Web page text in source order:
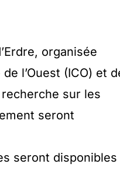
organisée
l’Ouest (ICO) et
recherche sur les
seront
seront disponibles